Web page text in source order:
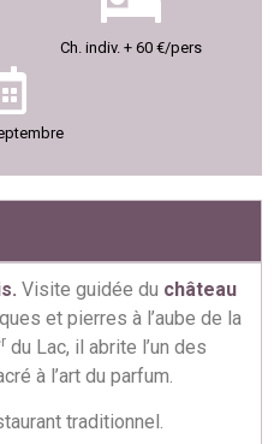
Ch. indiv. + 60 €/pers
Visite guidée du château
et pierres à l’aube de la
du Lac, il abrite l’un des
à l’art du parfum.
traditionnel.